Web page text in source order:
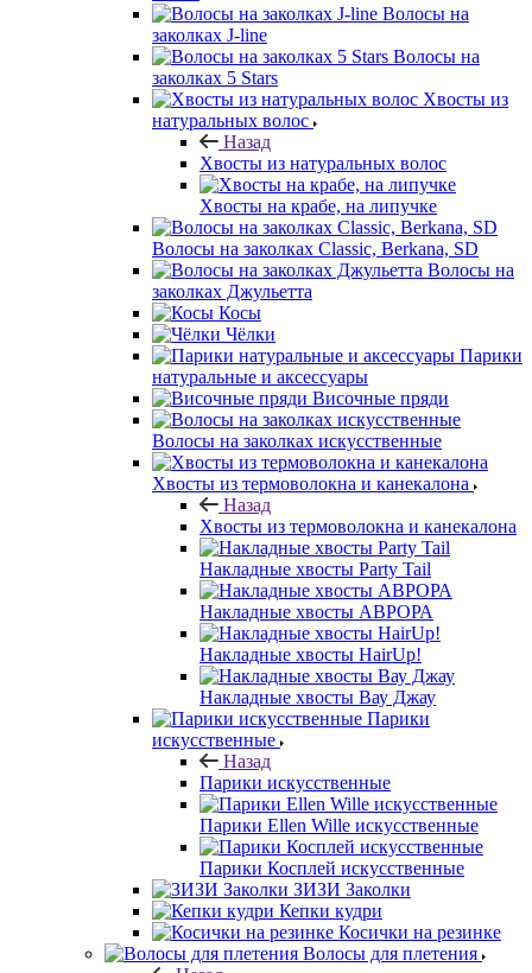
Волосы на
заколках J-line
Волосы на
заколках 5 Stars
Хвосты из
натуральных волос
Назад
Хвосты из натуральных волос
Хвосты на крабе, на липучке
Волосы на заколках Classic, Berkana, SD
Волосы на
заколках Джульетта
Косы
Чёлки
Парики
натуральные и аксессуары
Височные пряди
Волосы на заколках искусственные
Хвосты из термоволокна и канекалона
Назад
Хвосты из термоволокна и канекалона
Накладные хвосты Party Tail
Накладные хвосты АВРОРА
Накладные хвосты HairUp!
Накладные хвосты Вау Джау
Парики
искусственные
Назад
Парики искусственные
Парики Ellen Wille искусственные
Парики Косплей искусственные
ЗИЗИ Заколки
Кепки кудри
Косички на резинке
Волосы для плетения